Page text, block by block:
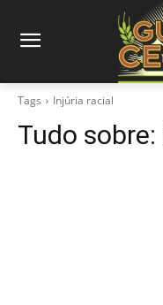
Tags Injúria racial
Tudo sobre: